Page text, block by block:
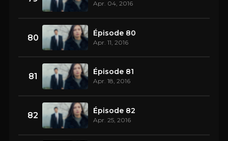
Apr. 04, 2016
80 Épisode 80
Apr. 11, 2016
81 Épisode 81
Apr. 18, 2016
82 Épisode 82
Apr. 25, 2016